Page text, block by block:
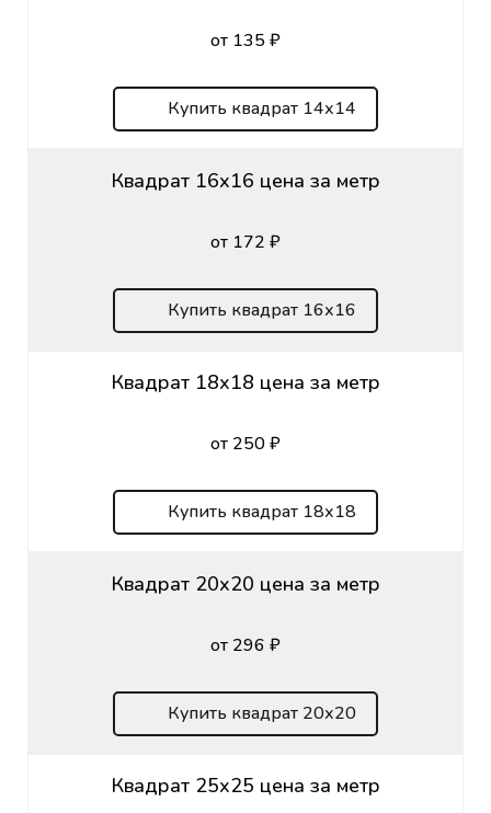
от 135 ₽
Купить квадрат 14х14
Квадрат 16х16 цена за метр
от 172 ₽
Купить квадрат 16х16
Квадрат 18х18 цена за метр
от 250 ₽
Купить квадрат 18х18
Квадрат 20х20 цена за метр
от 296 ₽
Купить квадрат 20х20
Квадрат 25х25 цена за метр